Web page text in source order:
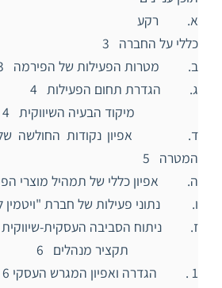
א. רקע
כללי על החברה 3
ב. מטרות הפעילות של הפירמה 3
ג. הגדרת תחום הפעילות 4
מיקוד הבעיה השיווקית 4
ד. אפיון נקודות החולשה של
המטרה 5
ה. אפיון כללי של תמהיל מוצרי
ו. נתוני פעילות של חברת "ויטמין
ז. ניתוח הסביבה העסקית-שיווקית 6
תקציר מנהלים 6
1 . הגדרה ואפיון המגרש העסקי 6